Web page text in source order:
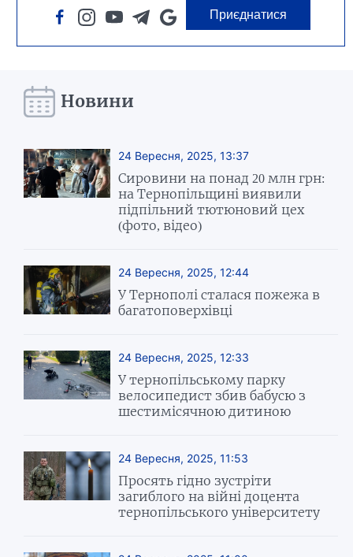
Приєднатися
Новини
24 Вересня, 2025, 13:37
Сировини на понад 20 млн грн:
на Тернопільщині виявили
підпільний тютюновий цех
(фото, відео)
24 Вересня, 2025, 12:44
У Тернополі сталася пожежа в
багатоповерхівці
24 Вересня, 2025, 12:33
У тернопільському парку
велосипедист збив бабусю з
шестимісячною дитиною
24 Вересня, 2025, 11:53
Просять гідно зустріти
загиблого на війні доцента
тернопільського університету